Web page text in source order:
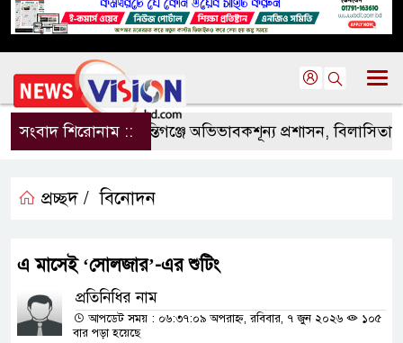
সংবাদ শিরোনাম ::‎শান্তিগঞ্জে অভিভাবকশূন্য প্রশাসন, ‎বিলাসিতায়
প্রচ্ছদ / বিনোদন
এ মাসেই ‘সোলজার’-এর শুটিং
প্রতিনিধির নাম
আপডেট সময় : ০৬:৩৭:০৯ অপরাহ্ন, রবিবার, ৭ জুন ২০২৬
১০৫
বার পড়া হয়েছে